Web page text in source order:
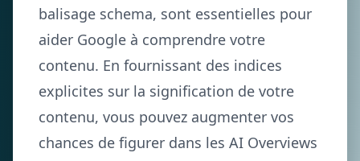
balisage schema, sont essentielles pour
aider Google à comprendre votre
contenu. En fournissant des indices
explicites sur la signification de votre
contenu, vous pouvez augmenter vos
chances de figurer dans les AI Overviews